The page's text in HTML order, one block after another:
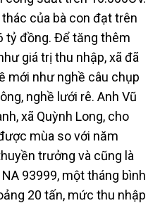
của bà con đạt trên
tỷ đồng. Để tăng thêm
giá trị thu nhập, xã đã
mới như nghề câu chụp
nghề lưới rê. Anh Vũ
xã Quỳnh Long, cho
mùa so với năm
trưởng và cũng là
93999, một tháng bình
20 tấn, mức thu nhập